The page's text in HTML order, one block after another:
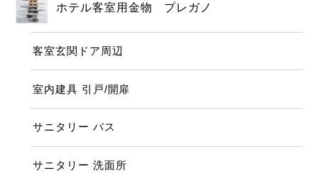
ホテル客室用金物 プレガノ
客室玄関ドア周辺
室内建具 引戸/開扉
サニタリー バス
サニタリー 洗面所